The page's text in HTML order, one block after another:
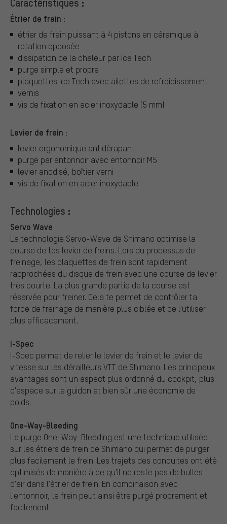
Étrier de frein :
étrier de frein puissant à 4 pistons en céramique à
rotation opposée
dissipation de la chaleur par Ice Tech
purge simple et propre
plaquettes Ice Tech avec ailettes de refroidissement
vernis
vis de fixation en acier inoxydable (5 mm)
Levier de frein :
levier ergonomique antidérapant
purge par entonnoir avec entonnoir M5
levier anodisé, boîtier verni
vis de fixation en acier inoxydable
Technologies :
Servo Wave
La technologie Servo-Wave de Shimano optimise la
course de tes levier de freins. Lors du processus de
freinage, les plaquettes de frein sont rapidement
rapprochées du disque de frein avec une course de levier
très courte. La plus grande partie de la course est
réservée pour freiner. Cela te permet de contrôler ta
force de freinage de manière plus ciblée et de l'utiliser
plus efficacement.
I-Spec
I-Spec permet de relier le levier de frein et le levier de
vitesse sur les dérailleurs VTT de Shimano. Les principaux
avantages sont un aspect plus ordonné du cockpit, plus
d'espace sur le guidon et bien sûr une économie de
poids.
One-Way-Bleeding
La purge One-Way-Bleeding est une technique utilisée
sur les étriers de frein de Shimano qui permet de purger
plus facilement le frein. Les trajets des conduites ont été
optimisés de manière à ce qu'il ne reste pas de bulles
d'air dans l'étrier de frein. En combinaison avec
l'entonnoir, le frein peut ainsi être purgé proprement et
facilement.